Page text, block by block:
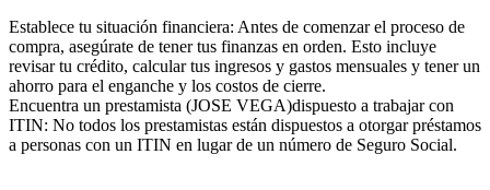
Establece tu situación financiera: Antes de comenzar el proceso de
compra, asegúrate de tener tus finanzas en orden. Esto incluye
revisar tu crédito, calcular tus ingresos y gastos mensuales y tener un
ahorro para el enganche y los costos de cierre.
Encuentra un prestamista (JOSE VEGA)dispuesto a trabajar con
ITIN: No todos los prestamistas están dispuestos a otorgar préstamos
a personas con un ITIN en lugar de un número de Seguro Social.